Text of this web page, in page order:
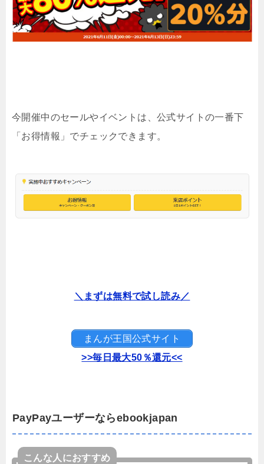
今開催中のセールやイベントは、公式サイトの一番下
「お得情報」でチェックできます。
＼まずは無料で試し読み／
まんが王国公式サイト
>>毎日最大50％還元<<
PayPayユーザーならebookjapan
こんな人におすすめ